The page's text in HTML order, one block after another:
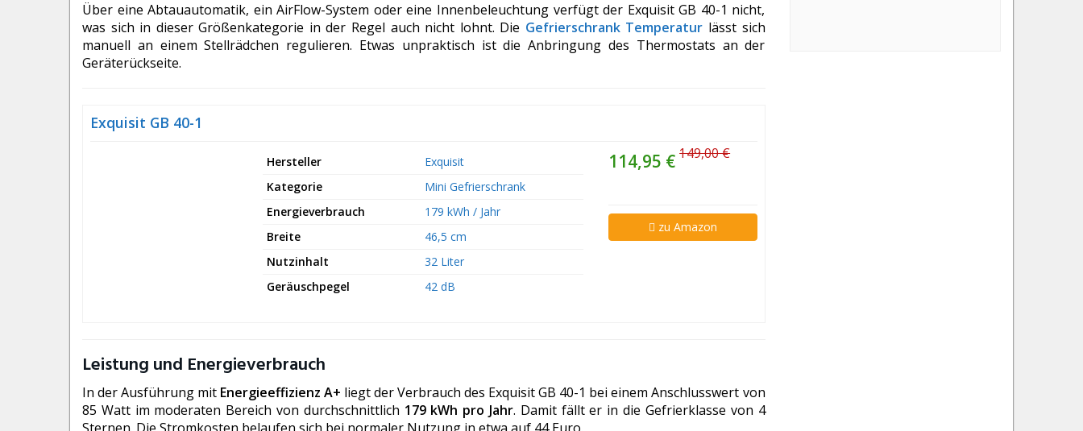
Über eine Abtauautomatik, ein AirFlow-System oder eine Innenbeleuchtung verfügt der Exquisit GB 40-1 nicht,
was sich in dieser Größenkategorie in der Regel auch nicht lohnt. Die Gefrierschrank Temperatur lässt sich
manuell an einem Stellrädchen regulieren. Etwas unpraktisch ist die Anbringung des Thermostats an der
Geräterückseite.
Exquisit GB 40-1
114,95 €149,00 €
zu Amazon
Hersteller
Exquisit
Kategorie
Mini Gefrierschrank
Energieverbrauch
179 kWh / Jahr
Breite
46,5 cm
Nutzinhalt
32 Liter
Geräuschpegel
42 dB
Leistung und Energieverbrauch
In der Ausführung mit Energieeffizienz A+ liegt der Verbrauch des Exquisit GB 40-1 bei einem Anschlusswert von
85 Watt im moderaten Bereich von durchschnittlich 179 kWh pro Jahr. Damit fällt er in die Gefrierklasse von 4